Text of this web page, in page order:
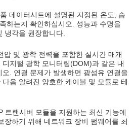
데이터시트에 설명된 지정된 온도, 습
하는지 확인하십시오. 성능과 수명을
냉각을 권장합니다.
압 및 광학 전력을 포함한 실시간 매개
지털 광학 모니터링(DOM)과 같은 내
. 연결 문제가 발생하면 광섬유 연결을
음 알려진 양호한 케이블 및 모듈로 테
트랜시버 모듈을 지원하는 최신 기능에
장하기 위해 네트워크 장비 펌웨어를 최